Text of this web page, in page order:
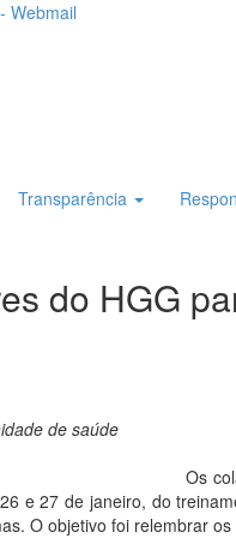
- Webmail
Transparência
do HGG
de saúde
Os
e 27 de janeiro, do
O objetivo foi relembrar